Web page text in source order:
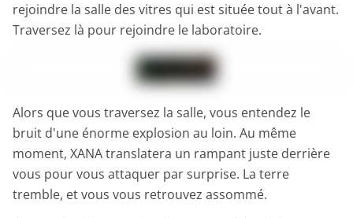
rejoindre la salle des vitres qui est située tout à l'avant.
Traversez là pour rejoindre le laboratoire.
Alors que vous traversez la salle, vous entendez le
bruit d'une énorme explosion au loin. Au même
moment, XANA translatera un rampant juste derrière
vous pour vous attaquer par surprise. La terre
tremble, et vous vous retrouvez assommé.